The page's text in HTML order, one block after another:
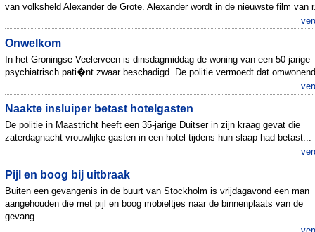
van volksheld Alexander de Grote. Alexander wordt in de nieuwste film van
Onwelkom
In het Groningse Veelerveen is dinsdagmiddag de woning van een 50-jarige
psychiatrisch pati�nt zwaar beschadigd. De politie vermoedt dat
Naakte insluiper betast hotelgasten
De politie in Maastricht heeft een 35-jarige Duitser in zijn kraag gevat die
zaterdagnacht vrouwlijke gasten in een hotel tijdens hun slaap had betast...
Pijl en boog bij uitbraak
Buiten een gevangenis in de buurt van Stockholm is vrijdagavond een man
aangehouden die met pijl en boog mobieltjes naar de binnenplaats van de
gevang...